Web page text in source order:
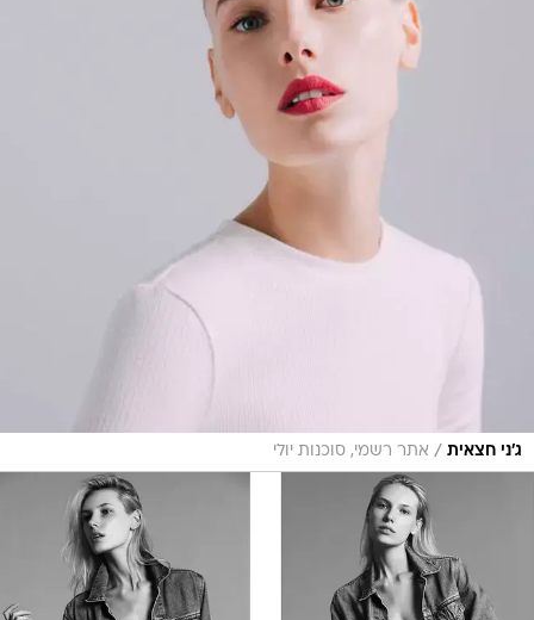
ג'ני חצאית / אתר רשמי, סוכנות יולי